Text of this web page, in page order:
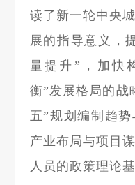
读了新一轮中央
展的指导意义，
量提升”，加快
衡”发展格局的战
五”规划编制趋
产业布局与项目
人员的政策理论基